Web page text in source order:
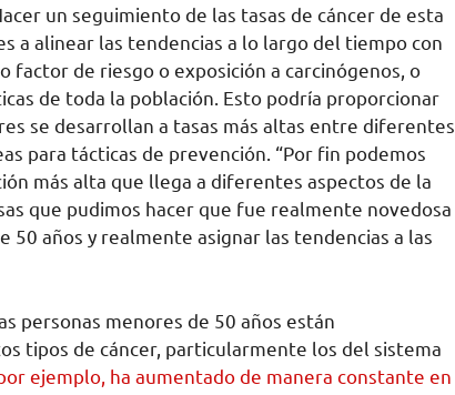
un seguimiento de las tasas de cáncer de esta
a alinear las tendencias a lo largo del tiempo con
factor de riesgo o exposición a carcinógenos, o
de toda la población. Esto podría proporcionar
se desarrollan a tasas más altas entre diferentes
para tácticas de prevención. “Por fin podemos
más alta que llega a diferentes aspectos de la
que pudimos hacer que fue realmente novedosa
años y realmente asignar las tendencias a las
personas menores de 50 años están
tipos de cáncer, particularmente los del sistema
ejemplo, ha aumentado de manera constante en